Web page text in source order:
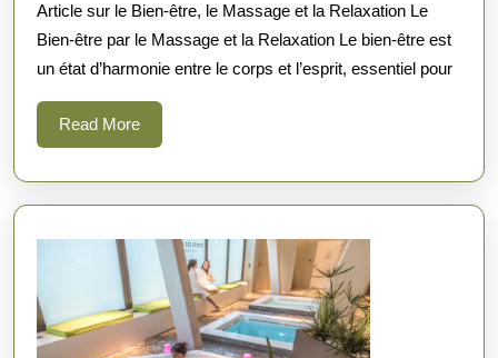
Bien-
être,
Massage
au
de
Votre
Quotidien
Article sur le Bien-être, le Massage et la Relaxation Le
Bien-être par le Massage et la Relaxation Le bien-être est
un état d’harmonie entre le corps et l’esprit, essentiel pour
Read MoreRead
More